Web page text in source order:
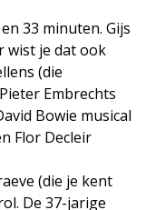
33 minuten. Gijs
wist je dat ook
(die
Embrechts
Bowie musical
Flor Decleir
(die je kent
De 37-jarige